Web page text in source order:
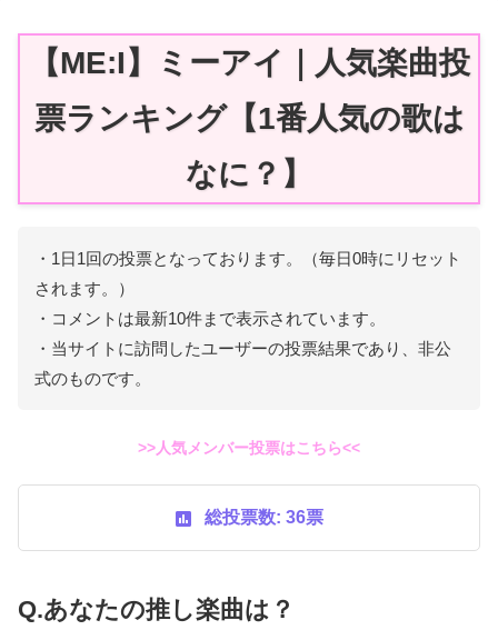
【ME:I】ミーアイ｜人気楽曲投
票ランキング【1番人気の歌は
なに？】
・1日1回の投票となっております。（毎日0時にリセット
されます。）
・コメントは最新10件まで表示されています。
・当サイトに訪問したユーザーの投票結果であり、非公
式のものです。
>>人気メンバー投票はこちら<<
総投票数: 36票
Q.あなたの推し楽曲は？